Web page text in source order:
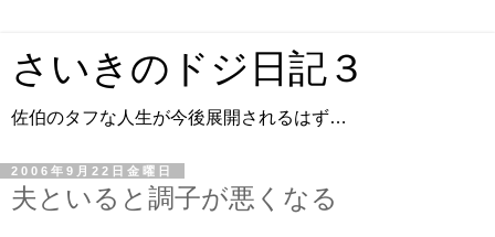
さいきのドジ日記３
佐伯のタフな人生が今後展開されるはず…
2006年9月22日金曜日
夫といると調子が悪くなる